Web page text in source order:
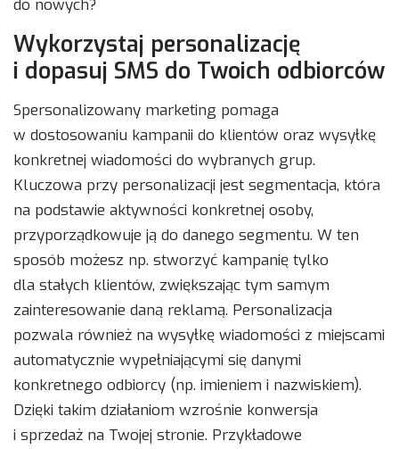
do nowych?
Wykorzystaj personalizację
i dopasuj SMS do Twoich odbiorców
Spersonalizowany marketing pomaga
w dostosowaniu kampanii do klientów oraz wysyłkę
konkretnej wiadomości do wybranych grup.
Kluczowa przy personalizacji jest segmentacja, która
na podstawie aktywności konkretnej osoby,
przyporządkowuje ją do danego segmentu. W ten
sposób możesz np. stworzyć kampanię tylko
dla stałych klientów, zwiększając tym samym
zainteresowanie daną reklamą. Personalizacja
pozwala również na wysyłkę wiadomości z miejscami
automatycznie wypełniającymi się danymi
konkretnego odbiorcy (np. imieniem i nazwiskiem).
Dzięki takim działaniom wzrośnie konwersja
i sprzedaż na Twojej stronie. Przykładowe